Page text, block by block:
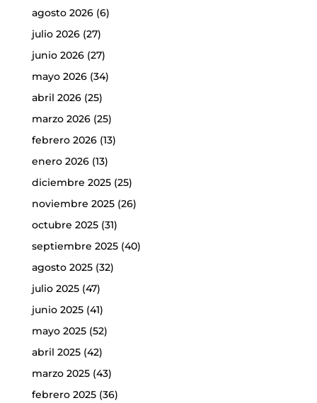
agosto 2026(6)
julio 2026(27)
junio 2026(27)
mayo 2026(34)
abril 2026(25)
marzo 2026(25)
febrero 2026(13)
enero 2026(13)
diciembre 2025(25)
noviembre 2025(26)
octubre 2025(31)
septiembre 2025(40)
agosto 2025(32)
julio 2025(47)
junio 2025(41)
mayo 2025(52)
abril 2025(42)
marzo 2025(43)
febrero 2025(36)